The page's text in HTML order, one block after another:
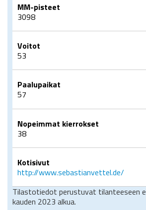
MM-pisteet
3098
Voitot
53
Paalupaikat
57
Nopeimmat kierrokset
38
Kotisivut
http://www.sebastianvettel.de/
Tilastotiedot perustuvat tilanteeseen
kauden 2023 alkua.